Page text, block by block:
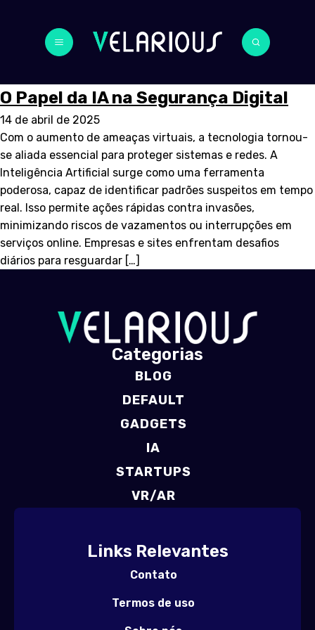
O Papel da IA na Segurança Digital
14 de abril de 2025
Com o aumento de ameaças virtuais, a tecnologia tornou-
se aliada essencial para proteger sistemas e redes. A
Inteligência Artificial surge como uma ferramenta
poderosa, capaz de identificar padrões suspeitos em tempo
real. Isso permite ações rápidas contra invasões,
minimizando riscos de vazamentos ou interrupções em
serviços online. Empresas e sites enfrentam desafios
diários para resguardar […]
Categorias
BLOG
DEFAULT
GADGETS
IA
STARTUPS
VR/AR
Links Relevantes
Contato
Termos de uso